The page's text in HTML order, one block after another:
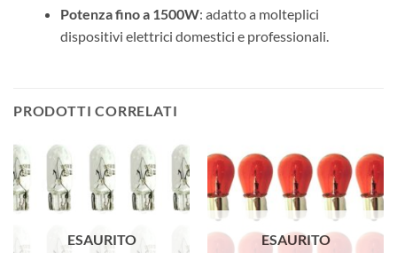
Potenza fino a 1500W: adatto a molteplici
dispositivi elettrici domestici e professionali.
PRODOTTI CORRELATI
ESAURITO ESAURITO